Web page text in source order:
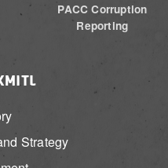
PACC Corruption
Reporting
Strategy